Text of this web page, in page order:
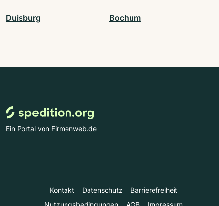
Duisburg Bochum
Ein Portal von Firmenweb.de
Kontakt Datenschutz
Barrierefreiheit
Nutzungsbedingungen
AGB Impressum